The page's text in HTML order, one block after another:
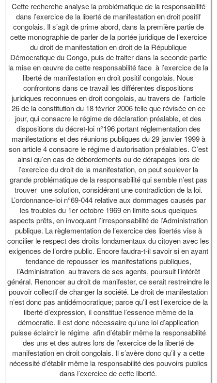
Cette recherche analyse la problématique de la responsabilité
dans l’exercice de la liberté de manifestation en droit positif
congolais. Il s’agit de prime abord, dans la première partie de
cette monographie de parler de la portée juridique de l’exercice
du droit de manifestation en droit de la République
Démocratique du Congo, puis de traiter dans la seconde partie
la mise en œuvre de cette responsabilité face à l’exercice de la
liberté de manifestation en droit positif congolais. Nous
confrontons dans ce travail les différentes dispositions
juridiques reconnues en droit congolais, au travers de l’article
26 de la constitution du 18 février 2006 telle que révisée en ce
jour, qui consacre le régime de déclaration préalable, et des
dispositions du décret-loi n°196 portant réglementation des
manifestations et des réunions publiques du 29 janvier 1999 à
son article 4 consacre le régime d’autorisation préalables. C’est
ainsi qu’en cas de débordements ou de dérapages lors de
l’exercice du droit de la manifestation, on peut soulever la
grande problématique de la responsabilité qui semble n’est pas
trouver une solution, considérant une contradiction de la loi.
L’ordonnance-loi n°69-044 relative aux dommages causés par
les troubles du 1er octobre 1969 en limite sous quelques
aspects prêts, en invoquant l’irresponsabilité de l’Administration
publique. La règlementation de l’exercice des libertés vise à
concilier le respect des droits fondamentaux du citoyen avec les
exigences de l’ordre public. Encore faudra-t-il savoir si en ayant
tendance de repousser les manifestations publiques,
l’Administration au travers de ses agents, poursuit l’intérêt
général. Renoncer au droit de manifester, ce serait restreindre le
pouvoir collectif de changer la société. Le droit de manifestation
n’est donc pas antidémocratique; parce qu’il est l’exercice de la
liberté d’expression, il constitue l’essence même de la
démocratie. Il est donc nécessaire qu’une loi d’application
puisse éclaircir le régime afin d’établir même la responsabilité
des uns et des autres lors de l’exercice de la liberté de
manifestation en droit congolais. Il s’avère donc qu’il y a cette
nécessité d’établir même la responsabilité des pouvoirs publics
dans l’exercice de cette liberté.